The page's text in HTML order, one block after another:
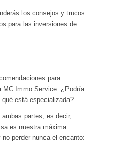
los consejos y trucos
para las inversiones de
para
MC Immo Service. ¿Podría
está especializada?
partes, es decir,
es nuestra máxima
perder nunca el encanto: